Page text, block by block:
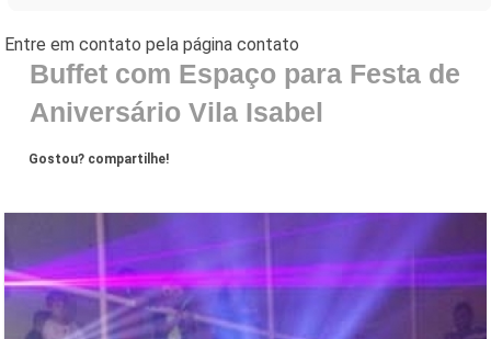
Buffet com Espaço para Festa de
Aniversário Vila Isabel
Gostou? compartilhe!